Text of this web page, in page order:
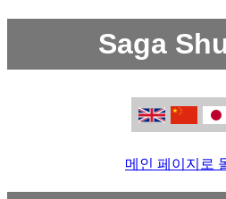
Saga
메인 페이지로